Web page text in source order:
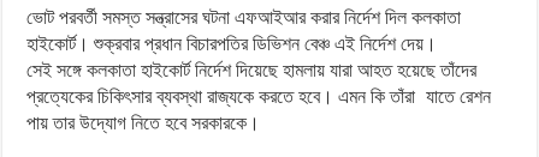
ভোট পরবর্তী সমস্ত সন্ত্রাসের ঘটনা এফআইআর করার নির্দেশ দিল কলকাতা
হাইকোর্ট। শুক্রবার প্রধান বিচারপতির ডিভিশন বেঞ্চ এই নির্দেশ দেয়।
সেই সঙ্গে কলকাতা হাইকোর্ট নির্দেশ দিয়েছে হামলায় যারা আহত হয়েছে তাঁদের
প্রত্যেকের চিকিৎসার ব্যবস্থা রাজ্যকে করতে হবে। এমন কি তাঁরা যাতে রেশন
পায় তার উদ্যোগ নিতে হবে সরকারকে।